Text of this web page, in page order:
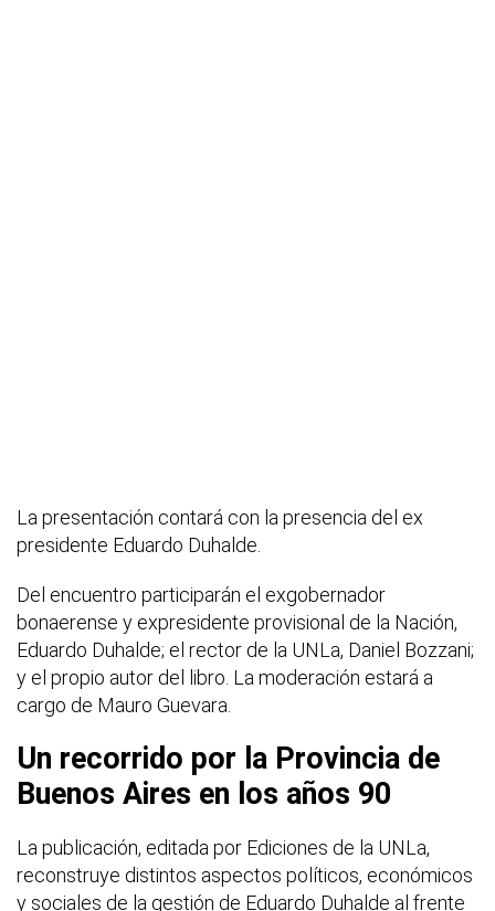
La presentación contará con la presencia del ex
presidente Eduardo Duhalde.
Del encuentro participarán el exgobernador
bonaerense y expresidente provisional de la Nación,
Eduardo Duhalde; el rector de la UNLa, Daniel Bozzani;
y el propio autor del libro. La moderación estará a
cargo de Mauro Guevara.
Un recorrido por la Provincia de
Buenos Aires en los años 90
La publicación, editada por Ediciones de la UNLa,
reconstruye distintos aspectos políticos, económicos
y sociales de la gestión de Eduardo Duhalde al frente